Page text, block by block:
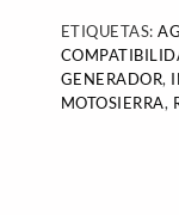
ETIQUETAS:
GENERADOR,
MOTOSIERRA,